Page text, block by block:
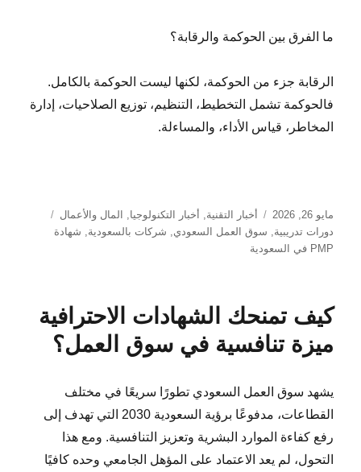
ما الفرق بين الحوكمة والرقابة؟
الرقابة جزء من الحوكمة، لكنها ليست الحوكمة بالكامل.
فالحوكمة تشمل التخطيط، التنظيم، توزيع الصلاحيات، إدارة
المخاطر، قياس الأداء، والمساءلة.
نُشرت
في
مايو 26, 2026 التصنيفات
أخبار التقنية, أخبار التكنولوجيا, المال والأعمال
دورات تدريبية, سوق العمل السعودي, شركات بالسعودية, شهادة
PMP في السعودية
كيف تمنحك الشهادات الاحترافية
ميزة تنافسية في سوق العمل؟
يشهد سوق العمل السعودي تطورًا سريعًا في مختلف
القطاعات، مدفوعًا برؤية السعودية 2030 التي تهدف إلى
رفع كفاءة الموارد البشرية وتعزيز التنافسية. ومع هذا
التحول، لم يعد الاعتماد على المؤهل الجامعي وحده كافيًا